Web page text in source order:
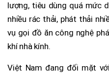
lượng, tiêu dùng quá mức
nhiều rác thải, phát thải
vụ gọi đồ ăn công nghệ
khí nhà kính.
Việt Nam đang đối mặt